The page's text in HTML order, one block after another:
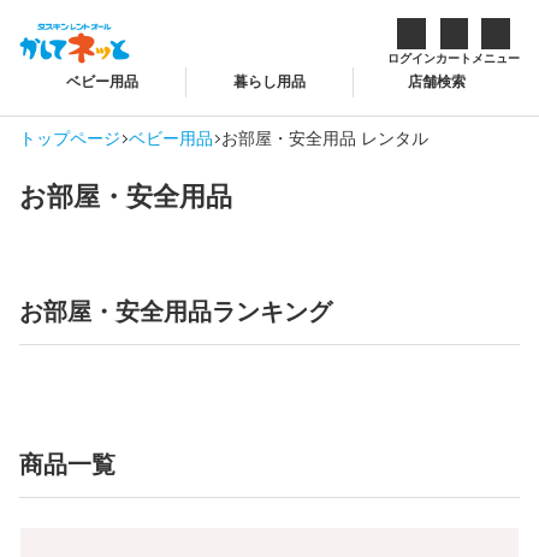
ログインカート メニュー
ベビー用品 暮らし用品 店舗検索
トップページ ベビー用品 お部屋・安全用品 レンタル
お部屋・安全用品
お部屋・安全用品ランキング
商品一覧